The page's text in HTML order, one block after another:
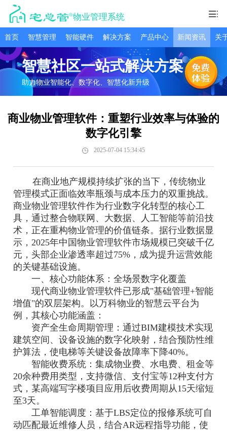
物业管理系统
首页 智慧管理 智能硬件 解决方案 产品中心 新闻资讯 关
智慧社区一站式解决方案
助力物业智能化、数字化、智慧化新升级
商业物业管理软件：重塑行业效率与体验的
数字化引擎
2025-07-04 15:34:45
在商业地产规模持续扩张的当下，传统物业
管理模式正面临效率瓶颈与成本压力的双重挑战。
商业物业管理软件作为行业数字化转型的核心工
具，通过整合物联网、大数据、人工智能等前沿技
术，正在重构物业管理的价值链条。据行业数据显
示，2025年中国物业管理软件市场规模已突破千亿
元，头部企业渗透率超过75%，成为提升运营效能
的关键基础设施。
一、核心功能体系：全场景数字化覆盖
现代商业物业管理软件已形成"基础管理+智能
增值"的双层架构。以万科物业的智慧云平台为
例，其核心功能涵盖：
资产全生命周期管理：通过BIM建模技术实现
建筑空间、设备设施的数字化映射，结合预防性维
护算法，使电梯等关键设备故障率下降40%。
智能收费系统：集成物业费、水电费、租金等
20余种费用类型，支持微信、支付宝等12种支付方
式，某高端写字楼项目应用后收费周期从15天缩短
至3天。
工单智能调度：基于LBS定位的报修系统可自
动匹配最近维修人员，结合AR远程指导功能，使